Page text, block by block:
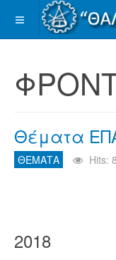
Θέματα
ΘΕΜΑΤΑ Hits:
2018